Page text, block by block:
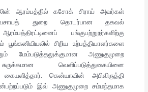
ஆரம்பத்தில் கசோக் சிராய் அவர்கள்
துறை தொடர்பான தகவல்
பங்குபற்றுநர்களிற்கு
பூங்கனியியலில் சிறிய உற்பத்தியாளர்களை
மேம்படுத்தலுக்குமான அணுகுமுறை
வெளிப்படுத்துகையினை
கையளித்தார். கென்யாவின் அபிவிருத்தி
இவ் அணுகுமுறை சம்மந்தமாக